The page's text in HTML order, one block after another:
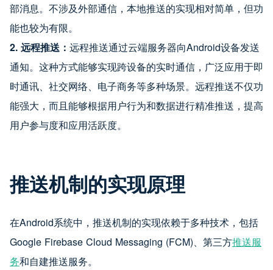
部消息。不涉及外部通信，本地推送的实现相对简单，但功
能也较为有限。
2. 远程推送： 远程推送通过云端服务器向Android设备发送
通知。这种方式能够实现跨设备的实时通信，广泛应用于即
时通讯、社交网络、电子商务等多种场景。远程推送不仅功
能强大，而且能够根据用户行为和数据进行精准推送，提高
用户参与度和应用活跃度。
推送机制的实现原理
在Android系统中，推送机制的实现依赖于多种技术，包括
Google Firebase Cloud Messaging (FCM)、第三方推送服
务和自建推送服务。